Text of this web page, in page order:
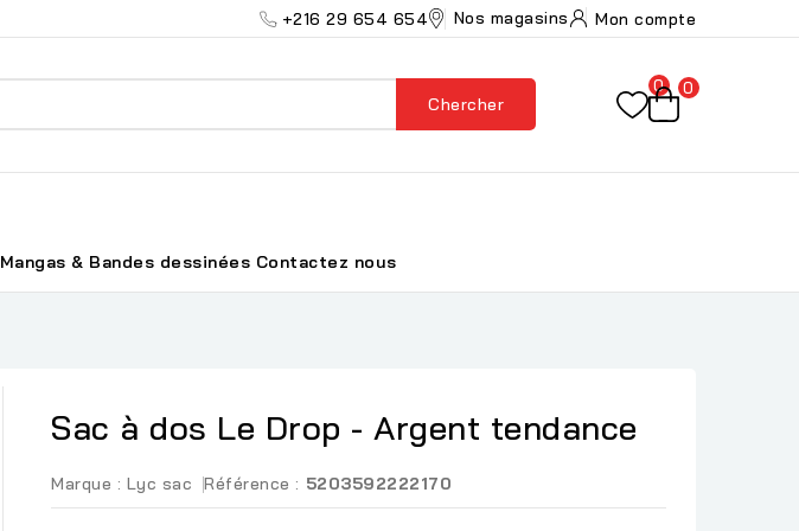
+216 29 654 654 Nos magasins Mon compte
Chercher
0 0
Mangas & Bandes dessinées Contactez nous
Sac à dos Le Drop - Argent tendance
Marque : Lyc sac Référence : 5203592222170